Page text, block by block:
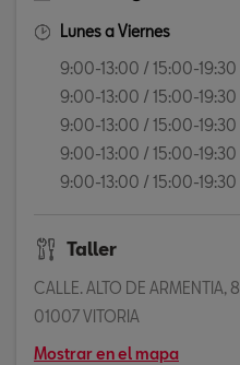
Lunes a Viernes
9:00-13:00 / 15:00-19:30
9:00-13:00 / 15:00-19:30
9:00-13:00 / 15:00-19:30
9:00-13:00 / 15:00-19:30
9:00-13:00 / 15:00-19:30
Taller
CALLE. ALTO DE ARMENTIA, 8
01007 VITORIA
Mostrar en el mapa